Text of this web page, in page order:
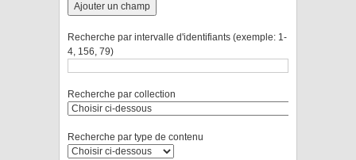
Ajouter un champ
Recherche par intervalle d'identifiants (exemple: 1-
4, 156, 79)
Recherche par collection
Recherche par type de contenu